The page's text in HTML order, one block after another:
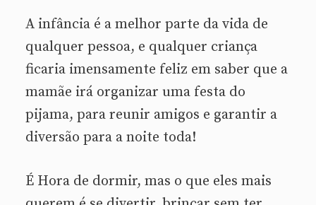
A infância é a melhor parte da vida de
qualquer pessoa, e qualquer criança
ficaria imensamente feliz em saber que a
mamãe irá organizar uma festa do
pijama, para reunir amigos e garantir a
diversão para a noite toda!
É Hora de dormir, mas o que eles mais